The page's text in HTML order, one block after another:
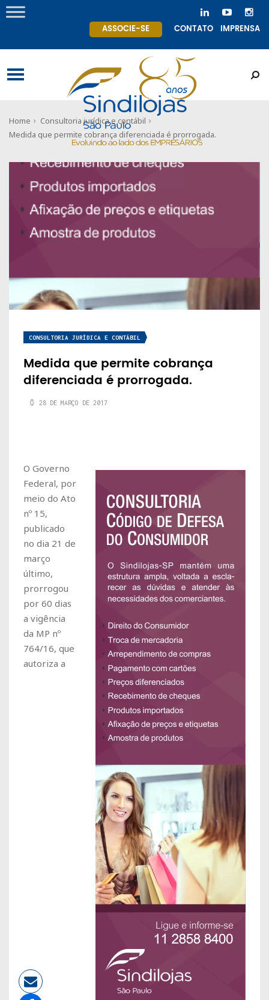
ASSOCIE-SE CONTATO IMPRENSA
Home
Consultoria jurídica e contábil
Medida que permite cobrança diferenciada é prorrogada.
CONSULTORIA JURÍDICA E CONTÁBIL
Medida que permite cobrança
diferenciada é prorrogada.
28 DE MARÇO DE 2017
O Governo
Federal, por
meio do Ato
nº 15,
publicado
no dia 21 de
março
último,
prorrogou
por 60 dias
a vigência
da MP nº
764/16, que
autoriza a